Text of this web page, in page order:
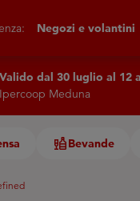
Negozi e volantini
Valido dal 30 luglio al 12
Ipercoop Meduna
Bevande